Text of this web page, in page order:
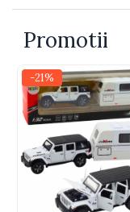
Seturi de frumusete
Caluti balansoar
Interactive,
muzicale
Figurine
Ateliere si unelte
Blocuri de
Perioada Alaptarii
Pompe de san
Sisteme De Purtare
Promotii
-21%